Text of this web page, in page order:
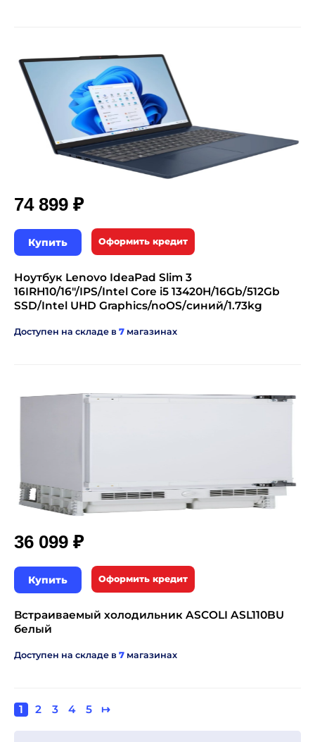
74 899 ₽
Купить Оформить кредит
Ноутбук Lenovo IdeaPad Slim 3
16IRH10/16"/IPS/Intel Core i5 13420H/16Gb/512Gb
SSD/Intel UHD Graphics/noOS/синий/1.73kg
Доступен на складе в 7 магазинах
36 099 ₽
Купить Оформить кредит
Встраиваемый холодильник ASCOLI ASL110BU
белый
Доступен на складе в 7 магазинах
Нумерация
Текущая
1 Page
2 Page
3 Page
4 Page
5
Следующая
↦